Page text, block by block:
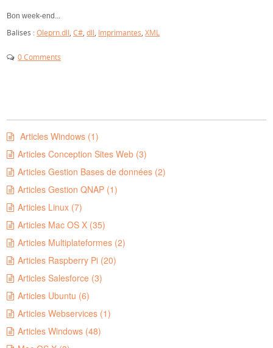
Bon week-end...
Balises :Oleprn.dll ,C# ,dll Imprimantes ,XML
0 Comments
Articles Windows (1)
Articles Conception Sites Web (3)
Articles Gestion Bases de données (2)
Articles Gestion QNAP (1)
Articles Linux (7)
Articles Mac OS X (35)
Articles Multiplateformes (2)
Articles Raspberry Pi (20)
Articles Salesforce (3)
Articles Ubuntu (6)
Articles Webservices (1)
Articles Windows (48)